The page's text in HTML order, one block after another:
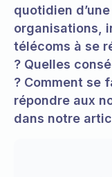
quotidien
organisations,
télécoms à se
? Quelles
? Comment se
répondre aux
dans notre